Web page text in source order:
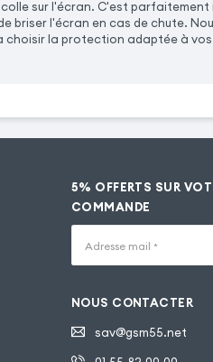
sur l'écran. C'est parfaitement
briser l'écran en cas de chute.
la protection adaptée à
5% OFFERTS SUR
COMMANDE
Adresse mail *
NOUS CONTACTER
sav@gsm55.net